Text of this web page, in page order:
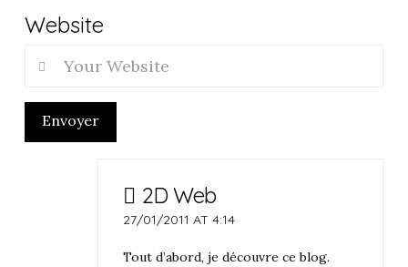
Website
Envoyer
2D Web
27/01/2011 AT 4:14
Tout d’abord, je découvre ce blog.